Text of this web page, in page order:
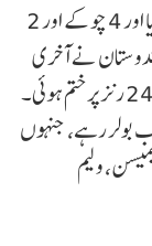
اختتامی اوورز میں ہاردک پانڈیا نے جارحانہ انداز اپنایا اور 4 چوکے اور 2
45 رنز بنائے۔ ہندوستان نے آخری
اوور میں محمد شامی (5) کا بھی وکٹ کھو دیا اور اننگز 249 رنز پر ختم ہوئی۔
رہے، جنہوں
ولیم